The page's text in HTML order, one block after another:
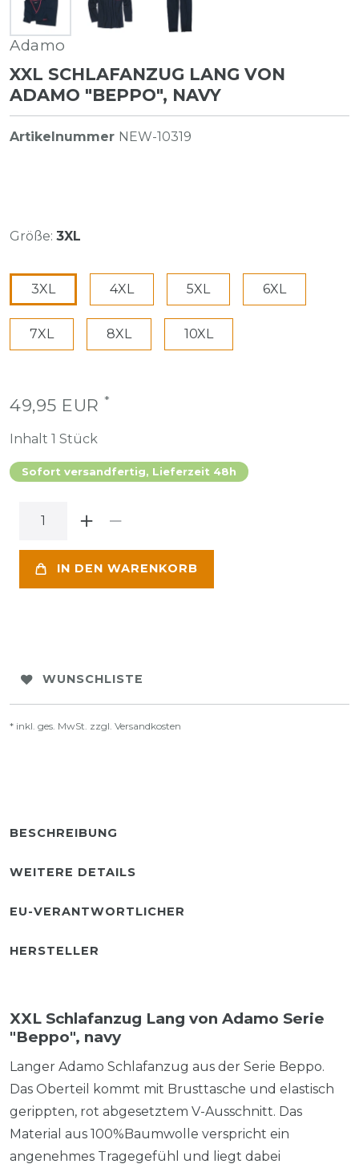
Adamo
XXL SCHLAFANZUG LANG VON
ADAMO "BEPPO", NAVY
Artikelnummer NEW-10319
Größe: 3XL
3XL 4XL 5XL 6XL
7XL 8XL 10XL
49,95 EUR *
Inhalt 1 Stück
Sofort versandfertig, Lieferzeit 48h
IN DEN WARENKORB
WUNSCHLISTE
* inkl. ges. MwSt. zzgl. Versandkosten
BESCHREIBUNG
WEITERE DETAILS
EU-VERANTWORTLICHER
HERSTELLER
XXL Schlafanzug Lang von Adamo Serie
"Beppo", navy
Langer Adamo Schlafanzug aus der Serie Beppo.
Das Oberteil kommt mit Brusttasche und elastisch
gerippten, rot abgesetztem V-Ausschnitt. Das
Material aus 100%Baumwolle verspricht ein
angenehmes Tragegefühl und liegt dabei